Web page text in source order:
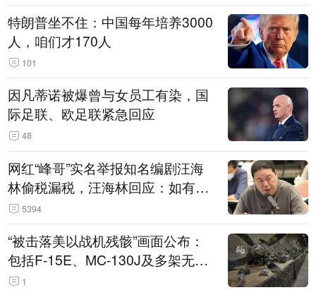
特朗普坐不住：中国每年培养3000
人，咱们才170人
101
因凡蒂诺被爆曾与女员工有染，国
际足联、欧足联紧急回应
48
网红“峰哥”实名举报知名编剧汪海
林偷税漏税，汪海林回应：如有违
法行为，相关机构自会进行评判和
处理
5394
“被击落美以战机残骸”画面公布：
包括F-15E、MC-130J及多架无人
机 1